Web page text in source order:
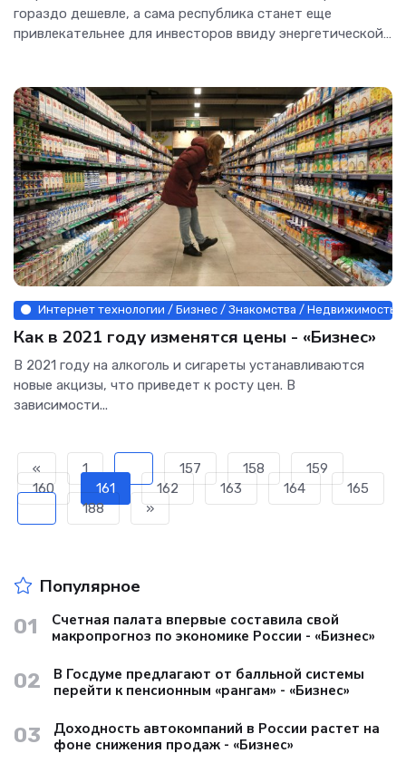
гораздо дешевле, а сама республика станет еще
привлекательнее для инвесторов ввиду энергетической
Интернет технологии / Бизнес / Знакомства / Недвижимость
Как в 2021 году изменятся цены - «Бизнес»
В 2021 году на алкоголь и сигареты устанавливаются
новые акцизы, что приведет к росту цен. В
зависимости...
« 1 157 158
159
160
161 162 163 164
165
...
188 »
Популярное
01
Счетная палата впервые составила свой
макропрогноз по экономике России - «Бизнес»
02
В Госдуме предлагают от балльной системы
перейти к пенсионным «рангам» - «Бизнес»
03
Доходность автокомпаний в России растет на
фоне снижения продаж - «Бизнес»